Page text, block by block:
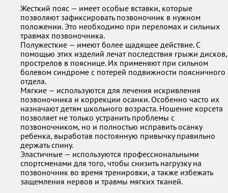
Жесткий пояс — имеет особые вставки, которые
позволяют зафиксировать позвоночник в нужном
положении. Это необходимо при переломах и сильных
травмах позвоночника.
Полужесткие — имеют более щадящее действие. С
помощью этих изделий лечат последствия грыжи дисков,
прострелов в пояснице. Их применяют при сильном
болевом синдроме с потерей подвижности поясничного
отдела.
Мягкие — используются для лечения искривления
позвоночника и коррекции осанки. Особенно часто их
назначают детям школьного возраста. Ношение корсета
позволяет не только устранить проблемы с
позвоночником, но и полностью исправить осанку
ребенка, выработав постоянную привычку правильно
держать спину.
Эластичные — используются профессиональными
спортсменами для того, чтобы снизить нагрузку на
позвоночник во время тренировки, а также избежать
защемления нервов и травмы мягких тканей.